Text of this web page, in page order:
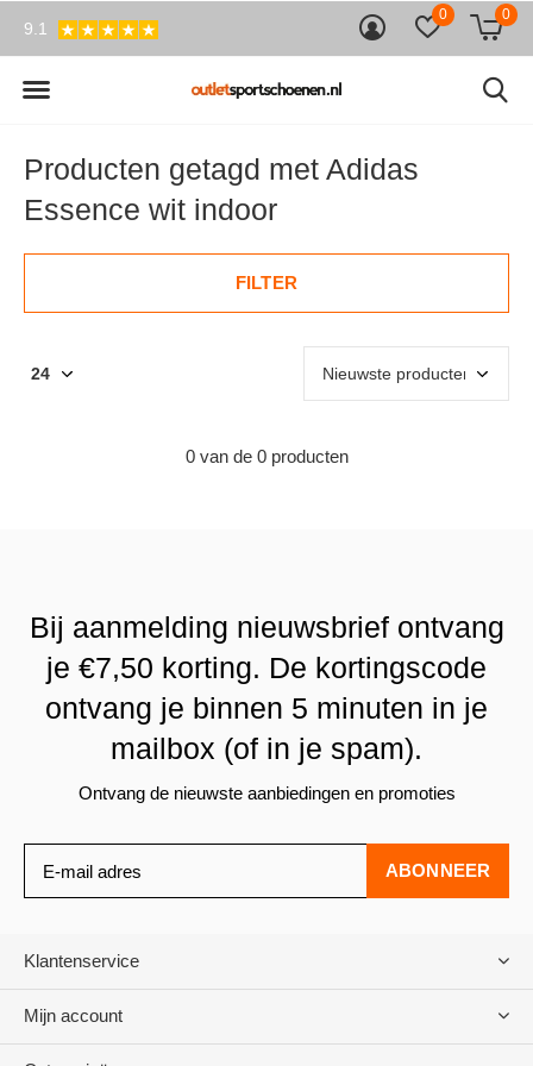
0 0
9.1
Producten getagd met Adidas
Essence wit indoor
FILTER
0 van de 0 producten
Bij aanmelding nieuwsbrief ontvang
je €7,50 korting. De kortingscode
ontvang je binnen 5 minuten in je
mailbox (of in je spam).
Ontvang de nieuwste aanbiedingen en promoties
ABONNEER
Klantenservice
Mijn account